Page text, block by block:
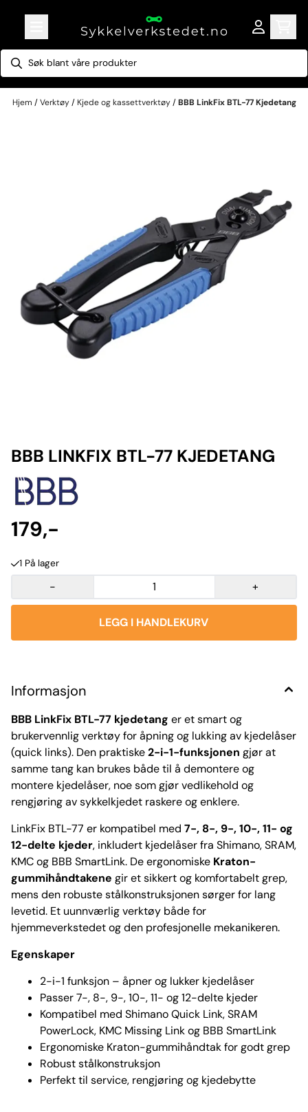
Hopp til innhold
Hjem /Verktøy/ Kjede og kassettverktøy/BBB LinkFix BTL-77 Kjedetang
BBB LINKFIX BTL-77 KJEDETANG
179,-
1 På lager
- +
Informasjon
BBB LinkFix BTL-77 kjedetang er et smart og
brukervennlig verktøy for åpning og lukking av kjedelåser
(quick links). Den praktiske2-i-1-funksjonen gjør at
samme tang kan brukes både til å demontere og
montere kjedelåser, noe som gjør vedlikehold og
rengjøring av sykkelkjedet raskere og enklere.
LinkFix BTL-77 er kompatibel med 7-, 8-, 9-, 10-, 11- og
12-delte kjeder, inkludert kjedelåser fra Shimano, SRAM,
KMC og BBB SmartLink. De ergonomiske Kraton-
gummihåndtakene gir et sikkert og komfortabelt grep,
mens den robuste stålkonstruksjonen sørger for lang
levetid. Et uunnværlig verktøy både for
hjemmeverkstedet og den profesjonelle mekanikeren.
Egenskaper
2-i-1 funksjon – åpner og lukker kjedelåser
Passer 7-, 8-, 9-, 10-, 11- og 12-delte kjeder
Kompatibel med Shimano Quick Link, SRAM
PowerLock, KMC Missing Link og BBB SmartLink
Ergonomiske Kraton-gummihåndtak for godt grep
Robust stålkonstruksjon
Perfekt til service, rengjøring og kjedebytte